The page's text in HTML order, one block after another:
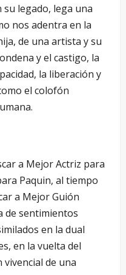
legado, lega una
nos adentra en la
de una artista y su
y el castigo, la
la liberación y
el colofón
a Mejor Actriz para
Paquin, al tiempo
a Mejor Guión
de sentimientos
en la dual
en la vuelta del
de una